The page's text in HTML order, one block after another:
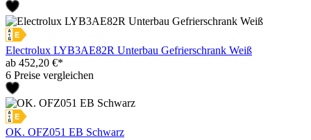
Electrolux LYB3AE82R Unterbau Gefrierschrank Weiß
ab 452,20 €*
6 Preise vergleichen
OK. OFZ051 EB Schwarz